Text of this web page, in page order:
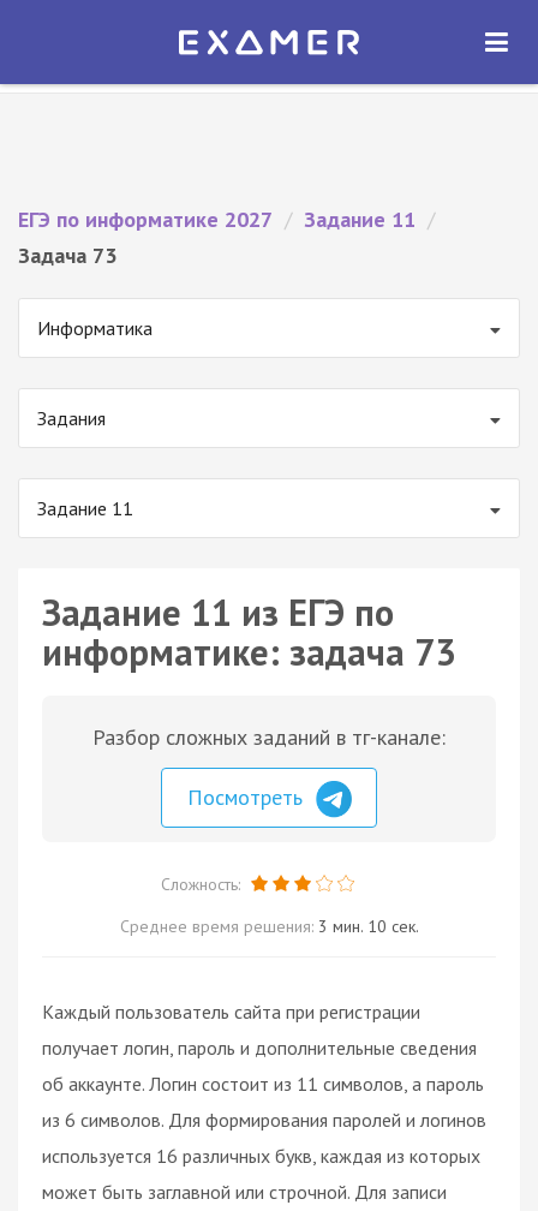
Экзамер — ЕГЭ 2027
ОТКРЫТЬ
ЕГЭ по информатике 2027 / Задание 11 /
Задача 73
Информатика
Задания
Задание 11
Задание 11 из ЕГЭ по
информатике: задача 73
Разбор сложных заданий в тг-канале:
Посмотреть
Сложность:
Среднее время решения: 3 мин. 10 сек.
Каждый пользователь сайта при регистрации
получает логин, пароль и дополнительные сведения
об аккаунте. Логин состоит из 11 символов, а пароль
из 6 символов. Для формирования паролей и логинов
используется 16 различных букв, каждая из которых
может быть заглавной или строчной. Для записи